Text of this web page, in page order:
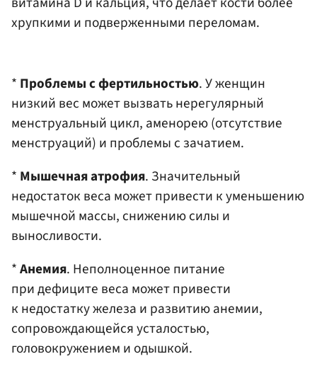
хрупкими и подверженными переломам.​
* Проблемы с фертильностью. У женщин
низкий вес может вызвать нерегулярный
менструальный цикл, аменорею (отсутствие
менструаций) и проблемы с зачатием.​
* Мышечная атрофия. Значительный
недостаток веса может привести к уменьшению
мышечной массы, снижению силы и
выносливости.​
*Анемия. Неполноценное питание
при дефиците веса может привести
к недостатку железа и развитию анемии,
сопровождающейся усталостью,
головокружением и одышкой.​